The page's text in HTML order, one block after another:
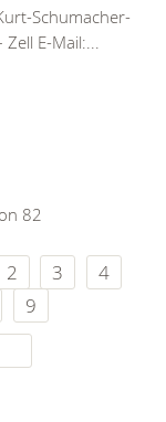
Schumacher-
E-Mail:...
82
2 3
4
9